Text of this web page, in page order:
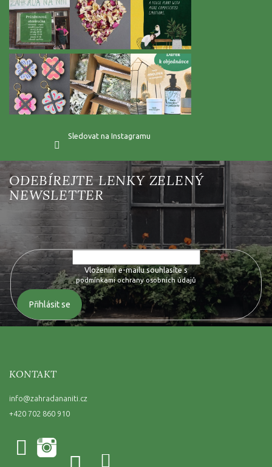
Sledovat na Instagramu
Vložte svůj e-mail a my vám budeme zasílat informace o nových
produktech na našem e-shopu.
Vložením e-mailu souhlasíte s
podmínkami ochrany osobních údajů
Přihlásit se
KONTAKT
info@zahradananiti.cz
+420 702 860 910